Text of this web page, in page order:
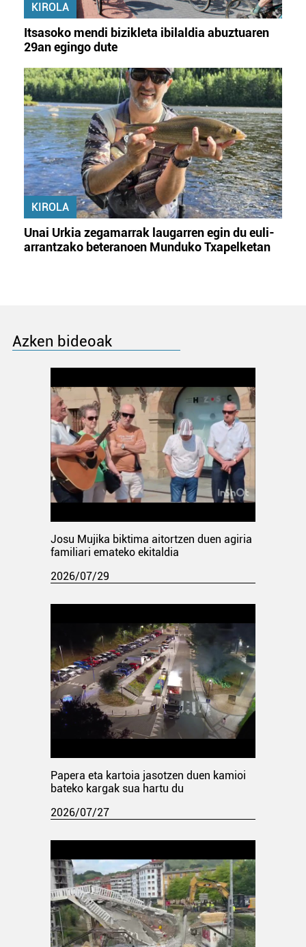
KIROLA
Itsasoko mendi bizikleta ibilaldia abuztuaren
29an egingo dute
KIROLA
Unai Urkia zegamarrak laugarren egin du euli-
arrantzako beteranoen Munduko Txapelketan
Azken bideoak
Josu Mujika biktima aitortzen duen agiria
familiari emateko ekitaldia
2026/07/29
Papera eta kartoia jasotzen duen kamioi
bateko kargak sua hartu du
2026/07/27